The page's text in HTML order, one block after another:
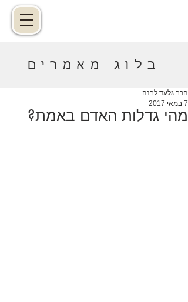
בלוג מאמרים
מהי גדלות האדם באמת?
הרב גלעד לבנה
7 במאי 2017